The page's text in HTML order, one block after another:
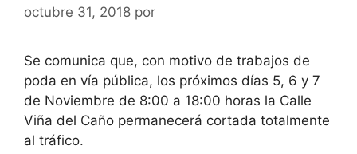
octubre 31, 2018 por
Se comunica que, con motivo de trabajos de
poda en vía pública, los próximos días 5, 6 y 7
de Noviembre de 8:00 a 18:00 horas la Calle
Viña del Caño permanecerá cortada totalmente
al tráfico.